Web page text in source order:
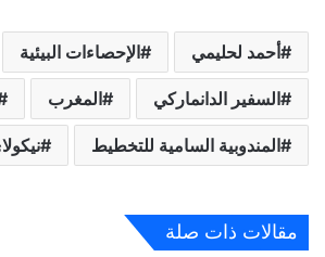
أحمد لحليمي الإحصاءات البيئية
السفير الدانماركي المغرب
المندوبية السامية للتخطيط
مقالات ذات صلة